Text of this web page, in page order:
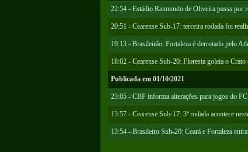
22:54 - Estádio Raimundo de Oliveira passa por
20:51 - Cearense Sub-17: terceira rodada foi
19:13 - Brasileirão: Fortaleza é derrotado pelo
18:02 - Cearense Sub-20: Floresta goleia o Crato
Publicada em 01/10/2021
23:05 - CBF informa alterações para jogos do
13:57 - Cearense Sub-17: 3ª rodada acontece
13:54 - Brasileiro Sub-20: Ceará e Fortaleza